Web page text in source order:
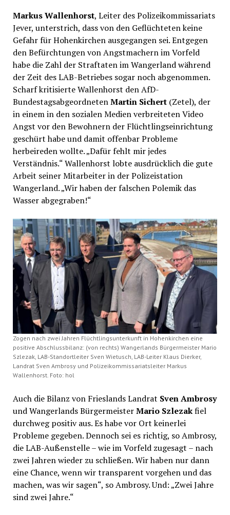
Markus Wallenhorst, Leiter des Polizeikommissariats
Jever, unterstrich, dass von den Geflüchteten keine
Gefahr für Hohenkirchen ausgegangen sei. Entgegen
den Befürchtungen von Angstmachern im Vorfeld
habe die Zahl der Straftaten im Wangerland während
der Zeit des LAB-Betriebes sogar noch abgenommen.
Scharf kritisierte Wallenhorst den AfD-
BundestagsabgeordnetenMartin Sichert (Zetel), der
in einem in den sozialen Medien verbreiteten Video
Angst vor den Bewohnern der Flüchtlingseinrichtung
geschürt habe und damit offenbar Probleme
herbeireden wollte. „Dafür fehlt mir jedes
Verständnis.“ Wallenhorst lobte ausdrücklich die gute
Arbeit seiner Mitarbeiter in der Polizeistation
Wangerland. „Wir haben der falschen Polemik das
Wasser abgegraben!“
Zogen nach zwei Jahren Flüchtlingsunterkunft in Hohenkirchen eine
positive Abschlussbilanz: (von rechts) Wangerlands Bürgermeister Mario
Szlezak, LAB-Standortleiter Sven Wietusch, LAB-Leiter Klaus Dierker,
Landrat Sven Ambrosy und Polizeikommissariatsleiter Markus
Wallenhorst. Foto: hol
Auch die Bilanz von Frieslands Landrat Sven Ambrosy
und Wangerlands BürgermeisterMario Szlezakfiel
durchweg positiv aus. Es habe vor Ort keinerlei
Probleme gegeben. Dennoch sei es richtig, so Ambrosy,
die LAB-Außenstelle – wie im Vorfeld zugesagt – nach
zwei Jahren wieder zu schließen. Wir haben nur dann
eine Chance, wenn wir transparent vorgehen und das
machen, was wir sagen“, so Ambrosy. Und: „Zwei Jahre
sind zwei Jahre.“